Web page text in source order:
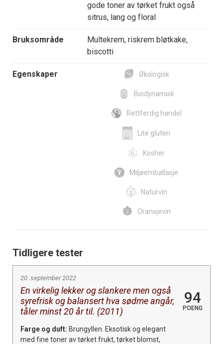
gode toner av tørket frukt også
sitrus, lang og floral
Bruksområde
Multekrem, riskrem bløtkake,
biscotti
Egenskaper Økologisk
Biodynamisk
Rettferdig handel
Lite gluten
Kosher
Miljøemballasje
Naturvin
Oransjevin
Tidligere tester
20. september 2022
En virkelig lekker og slankere men også
syrefrisk og balansert hva sødme angår,
tåler minst 20 år til. (2011)
94
POENG
Farge og duft: Brungyllen. Eksotisk og elegant
med fine toner av tørket frukt, tørket blomst,